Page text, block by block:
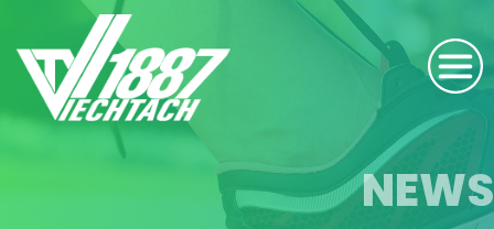
NEWS